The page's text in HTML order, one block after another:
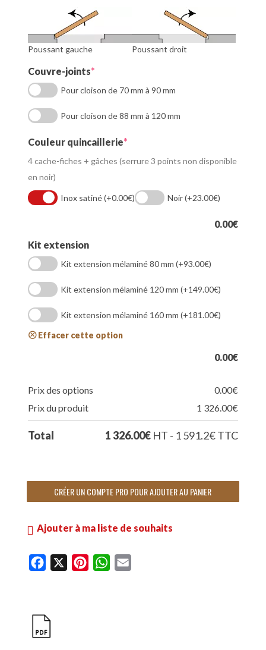
Poussant gauche Poussant droit
Couvre-joints*(required)
Pour cloison de 70 mm à 90 mm
Pour cloison de 88 mm à 120 mm
Couleur quincaillerie*(required)
4 cache-fiches + gâches (serrure 3 points non disponible
en noir)
Inox satiné(+0.00€) Noir(+23.00€)
0.00€
Kit extension
Kit extension mélaminé 80 mm (+93.00€)
Kit extension mélaminé 120 mm (+149.00€)
Kit extension mélaminé 160 mm (+181.00€)
Effacer cette option
0.00€
Prix des options 0.00€
Prix du produit
1 326.00€
Total 1 326.00€ HT - 1 591.2€TTC
CRÉER UN COMPTE PRO POUR AJOUTER AU PANIER
Ajouter à ma liste de souhaits
b
W